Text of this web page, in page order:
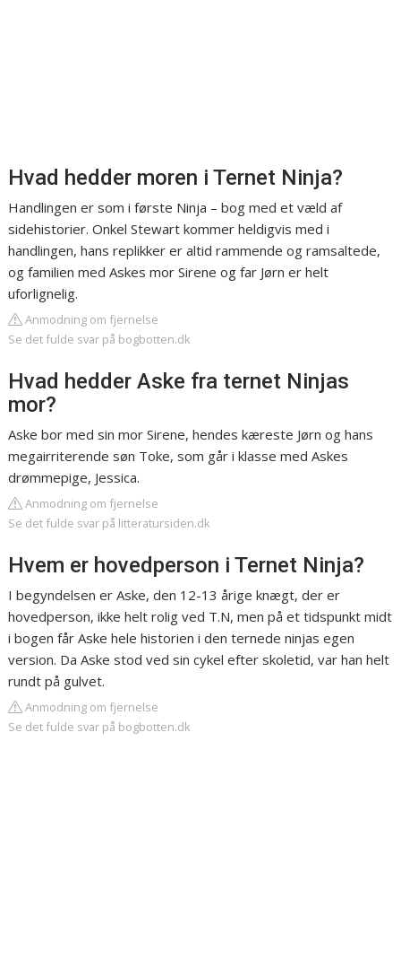
Hvad hedder moren i Ternet Ninja?
Handlingen er som i første Ninja – bog med et væld af
sidehistorier. Onkel Stewart kommer heldigvis med i
handlingen, hans replikker er altid rammende og ramsaltede,
og familien med Askes mor Sirene og far Jørn er helt
uforlignelig.
Anmodning om fjernelse
Se det fulde svar på bogbotten.dk
Hvad hedder Aske fra ternet Ninjas
mor?
Aske bor med sin mor Sirene, hendes kæreste Jørn og hans
megairriterende søn Toke, som går i klasse med Askes
drømmepige, Jessica.
Anmodning om fjernelse
Se det fulde svar på litteratursiden.dk
Hvem er hovedperson i Ternet Ninja?
I begyndelsen er Aske, den 12-13 årige knægt, der er
hovedperson, ikke helt rolig ved T.N, men på et tidspunkt midt
i bogen får Aske hele historien i den ternede ninjas egen
version. Da Aske stod ved sin cykel efter skoletid, var han helt
rundt på gulvet.
Anmodning om fjernelse
Se det fulde svar på bogbotten.dk